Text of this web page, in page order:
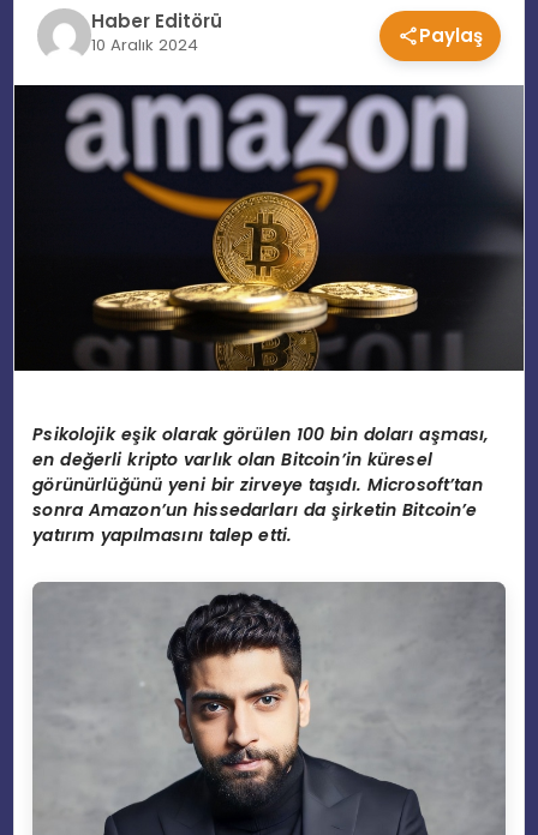
EĞITIM
MAGAZIN
Haber Editörü
10 Aralık 2024 Paylaş
Psikolojik eşik olarak görülen 100 bin doları aşması,
en değerli kripto varlık olan Bitcoin’in küresel
görünürlüğünü yeni bir zirveye taşıdı. Microsoft’tan
sonra Amazon’un hissedarları daşirketin Bitcoin’e
yatırım yapılmasını talep etti.